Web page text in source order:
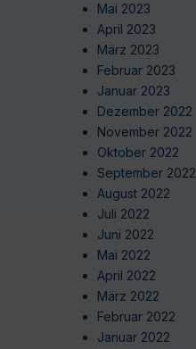
Mai 2023
April 2023
März 2023
Februar 2023
Januar 2023
Dezember 2022
November 2022
Oktober 2022
September 2022
August 2022
Juli 2022
Juni 2022
Mai 2022
April 2022
März 2022
Februar 2022
Januar 2022